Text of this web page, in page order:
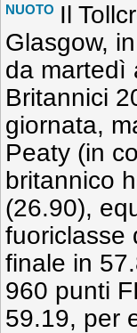
NUOTO Il
Glasgow,
da martedì
Britannici
giornata,
Peaty (in
britannico
(26.90),
fuoriclasse
finale in
960 punti
59.19, per